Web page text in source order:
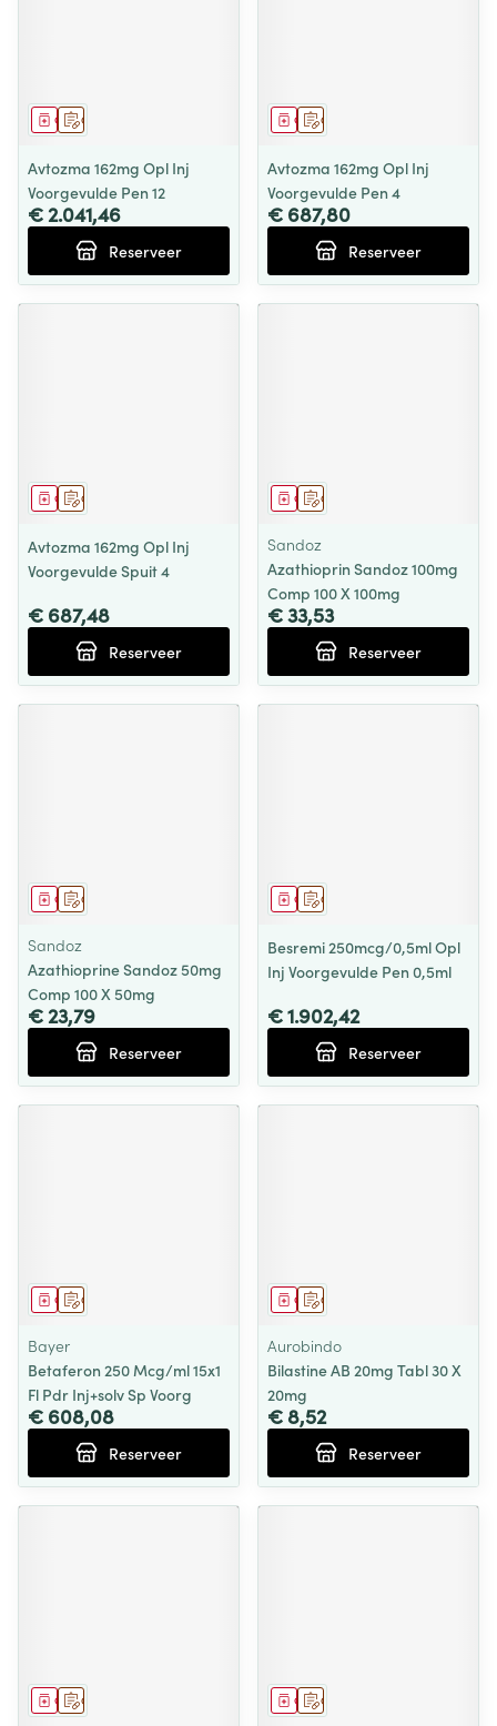
Op voorschrift
Geneesmiddel
Avtozma 162mg Opl Inj
Voorgevulde Pen 12
€ 2.041,46
Reserveer
Op voorschrift
Geneesmiddel
Avtozma 162mg Opl Inj
Voorgevulde Pen 4
€ 687,80
Reserveer
Op voorschrift
Geneesmiddel
Avtozma 162mg Opl Inj
Voorgevulde Spuit 4
€ 687,48
Reserveer
Op voorschrift
Geneesmiddel
Sandoz
Azathioprin Sandoz 100mg
Comp 100 X 100mg
€ 33,53
Reserveer
Op voorschrift
Geneesmiddel
Sandoz
Azathioprine Sandoz 50mg
Comp 100 X 50mg
€ 23,79
Reserveer
Op voorschrift
Geneesmiddel
Besremi 250mcg/0,5ml Opl
Inj Voorgevulde Pen 0,5ml
€ 1.902,42
Reserveer
Op voorschrift
Geneesmiddel
Bayer
Betaferon 250 Mcg/ml 15x1
Fl Pdr Inj+solv Sp Voorg
€ 608,08
Reserveer
Op voorschrift
Geneesmiddel
Aurobindo
Bilastine AB 20mg Tabl 30 X
20mg
€ 8,52
Reserveer
Op voorschrift
Geneesmiddel Op voorschrift
Geneesmiddel